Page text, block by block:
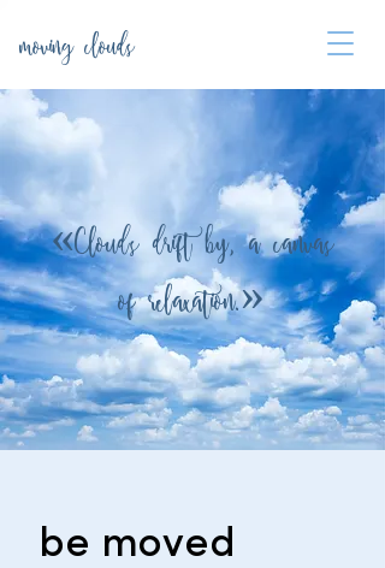
moving clouds
«Clouds drift by, a canvas
of relaxation.»
be moved